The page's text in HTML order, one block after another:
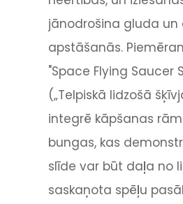
jānodrošina gluda un
apstāšanās.
"Space Flying Saucer
(„Telpiskā lidzošā
integrē kāpšanas
bungas, kas
slīde var būt daļa no
saskaņota spēļu